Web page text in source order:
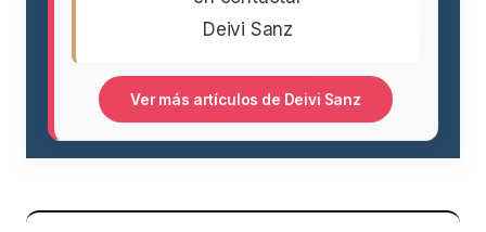
Deivi Sanz
Ver más artículos de Deivi Sanz